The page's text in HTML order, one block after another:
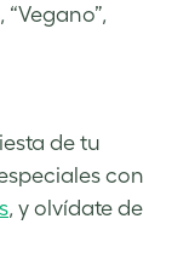
de tu
con
, y olvídate de